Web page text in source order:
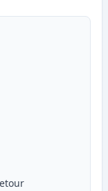
PGI-525 & CLI-